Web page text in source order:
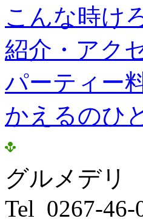
こんな時け
紹介・アク
パーティー
かえるのひ
グルメデリ
Tel 0267-46-